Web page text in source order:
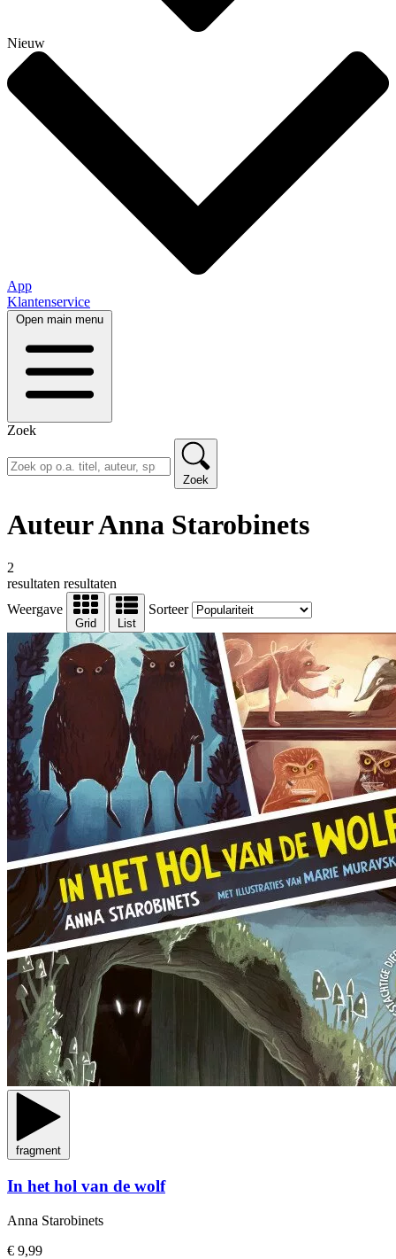
Nieuw
App
Klantenservice
Open main menu
Zoek
Zoek
Auteur Anna Starobinets
2
resultaten resultaten
Weergave
Grid List
Sorteer
fragment
In het hol van de wolf
Anna Starobinets
€ 9,99